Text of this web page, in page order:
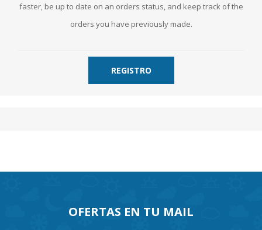
faster, be up to date on an orders status, and keep track of the
orders you have previously made.
OFERTAS EN TU MAIL